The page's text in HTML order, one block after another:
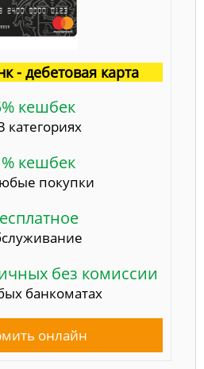
- дебетовая карта
кешбек
категориях
кешбек
покупки
без комиссии
банкоматах
онлайн